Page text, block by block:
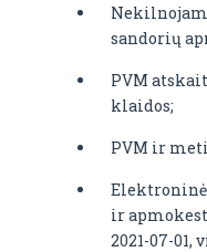
sandorių
PVM
klaidos;
PVM ir
ir
2021-07-01,